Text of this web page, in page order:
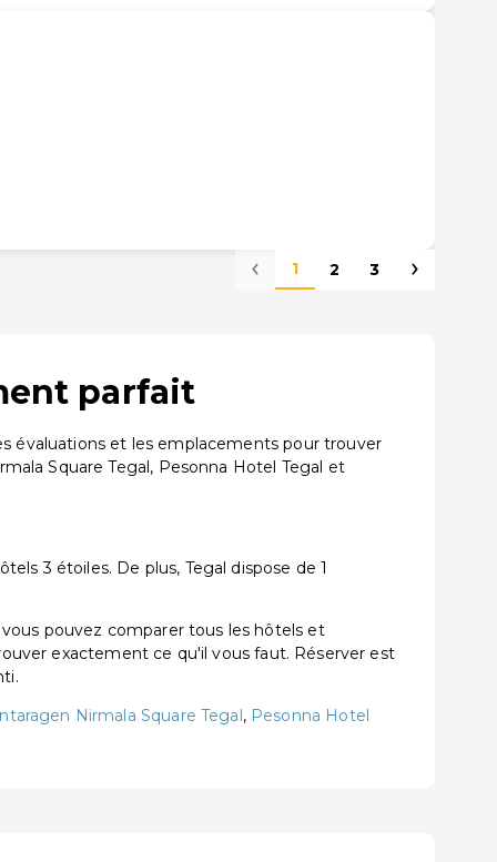
1 2 3
parfait
évaluations et les emplacements pour trouver
Square Tegal, Pesonna Hotel Tegal et
3 étoiles. De plus, Tegal dispose de 1
pouvez comparer tous les hôtels et
exactement ce qu'il vous faut. Réserver est
Nirmala Square Tegal, Pesonna Hotel